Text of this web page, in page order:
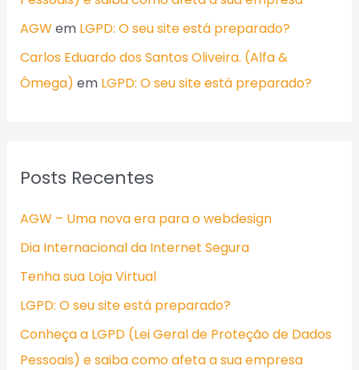
AGWem LGPD: O seu site está preparado?
Carlos Eduardo dos Santos Oliveira. (Alfa &
Ômega) em LGPD: O seu site está preparado?
Posts Recentes
AGW – Uma nova era para o webdesign
Dia Internacional da Internet Segura
Tenha sua Loja Virtual
LGPD: O seu site está preparado?
Conheça a LGPD (Lei Geral de Proteção de Dados
Pessoais) e saiba como afeta a sua empresa